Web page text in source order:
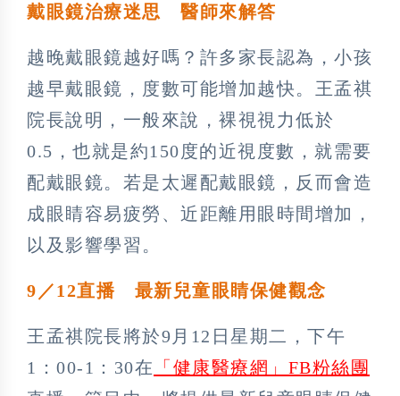
戴眼鏡治療迷思 醫師來解答
越晚戴眼鏡越好嗎？許多家長認為，小孩
越早戴眼鏡，度數可能增加越快。王孟祺
院長說明，一般來說，裸視視力低於
0.5，也就是約150度的近視度數，就需要
配戴眼鏡。若是太遲配戴眼鏡，反而會造
成眼睛容易疲勞、近距離用眼時間增加，
以及影響學習。
9／12直播 最新兒童眼睛保健觀念
王孟祺院長將於9月12日星期二，下午
1：00-1：30在 「健康醫療網」FB粉絲團